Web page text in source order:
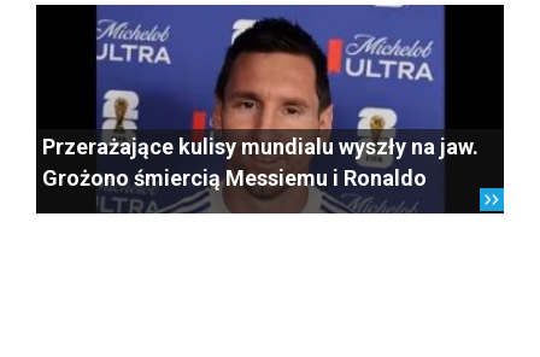
Przerażające kulisy mundialu wyszły na jaw.
Grożono śmiercią Messiemu i Ronaldo